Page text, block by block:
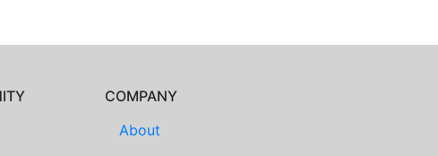
COMPANY
About